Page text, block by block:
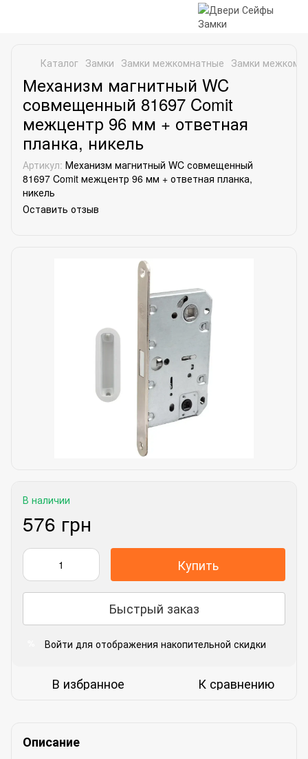
Каталог Замки Замки межкомнатные Замки
Механизм магнитный WC
совмещенный 81697 Comit
межцентр 96 мм + ответная
планка, никель
Артикул: Механизм магнитный WC совмещенный
81697 Comit межцентр 96 мм + ответная планка,
никель
Оставить отзыв
В наличии
576 грн
Купить
Быстрый заказ
Войти для отображения накопительной скидки
В избранное К сравнению
Описание